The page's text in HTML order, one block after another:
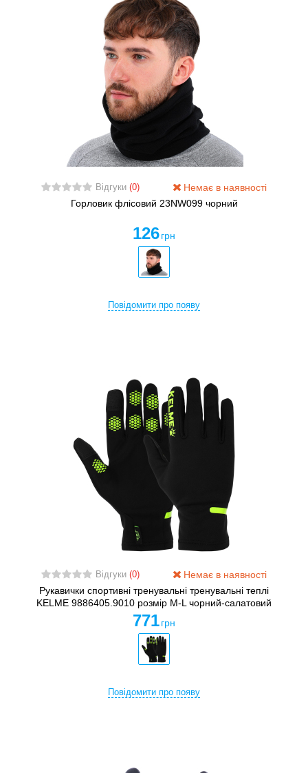
Відгуки(0)
Немає в наявності
Горловик флісовий 23NW099 чорний
126 грн
Повідомити про появу
Відгуки(0)
Немає в наявності
Рукавички спортивні тренувальні тренувальні теплі
KELME 9886405.9010 розмір M-L чорний-салатовий
771 грн
Повідомити про появу